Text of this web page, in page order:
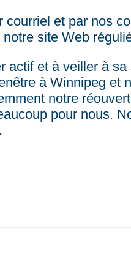
et par nos
site Web
actif et à veiller à
à Winnipeg et
notre
pour nous.